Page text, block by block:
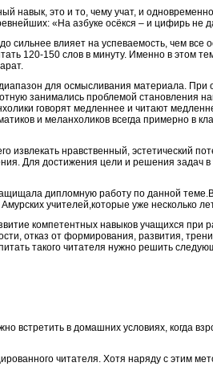
это и то, чему учат, и
«На азбуке осёкся – и цифирь не
влияет на успеваемость, чем все
120-150 слов в минуту. Именно в этом
для осмысливания материала. При
занимались проблемой становления
говорят медленнее и читают
и меланхоликов всегда примерно в
нравственный, эстетический
Для достижения цели и решения
дипломную работу по данной
учителей,которые уже несколько
компетентных навыков учащихся при
отказ от формирования, развития,
такого читателя нужно решить
встретить в домашних условиях, когда
читателя. Хотя наряду с этим